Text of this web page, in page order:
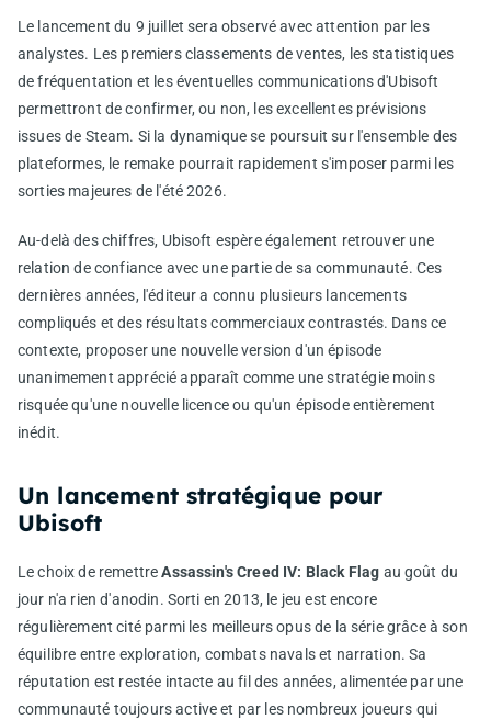
Le lancement du 9 juillet sera observé avec attention par les
analystes. Les premiers classements de ventes, les statistiques
de fréquentation et les éventuelles communications d'Ubisoft
permettront de confirmer, ou non, les excellentes prévisions
issues de Steam. Si la dynamique se poursuit sur l'ensemble des
plateformes, le remake pourrait rapidement s'imposer parmi les
sorties majeures de l'été 2026.
Au-delà des chiffres, Ubisoft espère également retrouver une
relation de confiance avec une partie de sa communauté. Ces
dernières années, l'éditeur a connu plusieurs lancements
compliqués et des résultats commerciaux contrastés. Dans ce
contexte, proposer une nouvelle version d'un épisode
unanimement apprécié apparaît comme une stratégie moins
risquée qu'une nouvelle licence ou qu'un épisode entièrement
inédit.
Un lancement stratégique pour
Ubisoft
Le choix de remettreAssassin's Creed IV: Black Flag au goût du
jour n'a rien d'anodin. Sorti en 2013, le jeu est encore
régulièrement cité parmi les meilleurs opus de la série grâce à son
équilibre entre exploration, combats navals et narration. Sa
réputation est restée intacte au fil des années, alimentée par une
communauté toujours active et par les nombreux joueurs qui